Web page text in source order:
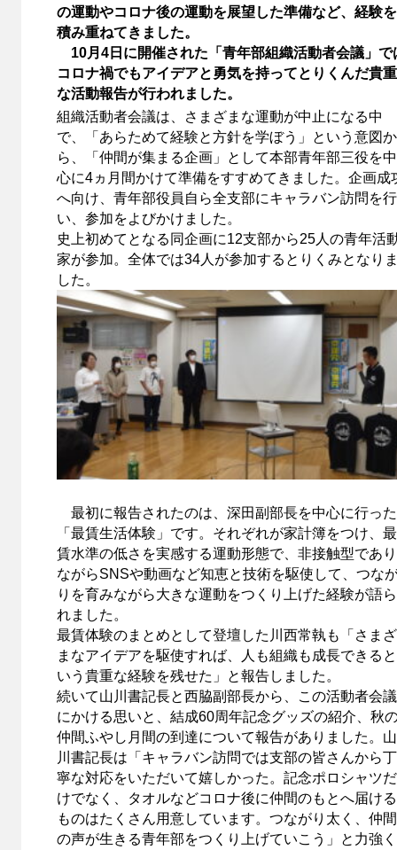
の運動やコロナ後の運動を展望した準備など、経験を
積み重ねてきました。
10月4日に開催された「青年部組織活動者会議」で
コロナ禍でもアイデアと勇気を持ってとりくんだ貴重
な活動報告が行われました。
組織活動者会議は、さまざまな運動が中止になる中
で、「あらためて経験と方針を学ぼう」という意図か
ら、「仲間が集まる企画」として本部青年部三役を中
心に4ヵ月間かけて準備をすすめてきました。企画成
へ向け、青年部役員自ら全支部にキャラバン訪問を行
い、参加をよびかけました。
史上初めてとなる同企画に12支部から25人の青年活
家が参加。全体では34人が参加するとりくみとなり
した。
最初に報告されたのは、深田副部長を中心に行った
「最賃生活体験」です。それぞれが家計簿をつけ、最
賃水準の低さを実感する運動形態で、非接触型であり
ながらSNSや動画など知恵と技術を駆使して、つな
りを育みながら大きな運動をつくり上げた経験が語ら
れました。
最賃体験のまとめとして登壇した川西常執も「さまざ
まなアイデアを駆使すれば、人も組織も成長できると
いう貴重な経験を残せた」と報告しました。
続いて山川書記長と西脇副部長から、この活動者会議
にかける思いと、結成60周年記念グッズの紹介、秋
仲間ふやし月間の到達について報告がありました。山
川書記長は「キャラバン訪問では支部の皆さんから丁
寧な対応をいただいて嬉しかった。記念ポロシャツだ
けでなく、タオルなどコロナ後に仲間のもとへ届ける
ものはたくさん用意しています。つながり太く、仲間
の声が生きる青年部をつくり上げていこう」と力強く